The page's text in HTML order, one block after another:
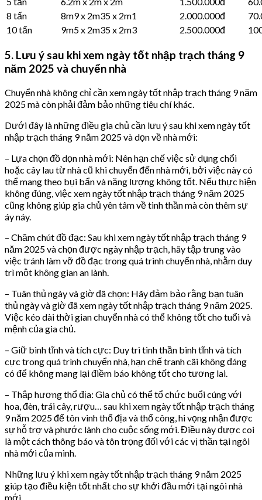
8 tấn
8m9 x 2m35 x 2m1 2.000.000đ
10 tấn
9m5 x 2m35 x 2m3 2.500.000đ
5. Lưu ý sau khi xem ngày tốt nhập trạch tháng 9
năm 2025 và chuyển nhà
Chuyển nhà không chỉ cần xem ngày tốt nhập trạch tháng 9 năm
2025 mà còn phải đảm bảo những tiêu chí khác.
Dưới đây là những điều gia chủ cần lưu ý sau khi xem ngày tốt
nhập trạch tháng 9 năm 2025 và dọn về nhà mới:
– Lựa chọn đồ dọn nhà mới: Nên hạn chế việc sử dụng chổi
hoặc cây lau từ nhà cũ khi chuyển đến nhà mới, bởi việc này có
thể mang theo bụi bẩn và năng lượng không tốt. Nếu thực hiện
không đúng, việc xem ngày tốt nhập trạch tháng 9 năm 2025
cũng không giúp gia chủ yên tâm về tinh thần mà còn thêm sự
áy náy.
– Chăm chút đồ đạc: Sau khi xem ngày tốt nhập trạch tháng 9
năm 2025 và chọn được ngày nhập trạch, hãy tập trung vào
việc tránh làm vỡ đồ đạc trong quá trình chuyển nhà, nhằm duy
trì một không gian an lành.
– Tuân thủ ngày và giờ đã chọn: Hãy đảm bảo rằng bạn tuân
thủ ngày và giờ đã xem ngày tốt nhập trạch tháng 9 năm 2025.
Việc kéo dài thời gian chuyển nhà có thể không tốt cho tuổi và
mệnh của gia chủ.
– Giữ bình tĩnh và tích cực: Duy trì tinh thần bình tĩnh và tích
cực trong quá trình chuyển nhà, hạn chế tranh cãi không đáng
có để không mang lại điềm báo không tốt cho tương lai.
– Thắp hương thổ địa: Gia chủ có thể tổ chức buổi cúng với
hoa, đèn, trái cây, rượu… sau khi xem ngày tốt nhập trạch tháng
9 năm 2025 để tôn vinh thổ địa và thổ công, hi vọng nhận được
sự hỗ trợ và phước lành cho cuộc sống mới. Điều này được coi
là một cách thông báo và tôn trọng đối với các vị thần tại ngôi
nhà mới của mình.
Những lưu ý khi xem ngày tốt nhập trạch tháng 9 năm 2025
giúp tạo điều kiện tốt nhất cho sự khởi đầu mới tại ngôi nhà
mới